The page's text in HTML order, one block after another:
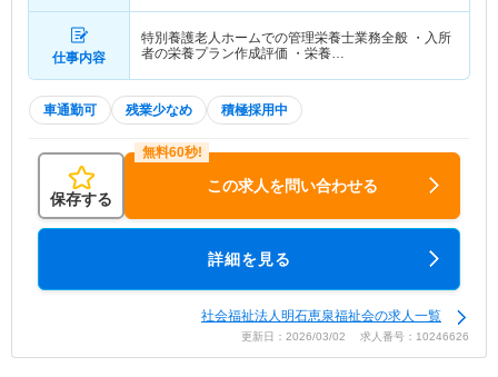
仕事内容
特別養護老人ホームでの管理栄養士業務全般 ・入所
者の栄養プラン作成評価 ・栄養…
車通勤可 残業少なめ 積極採用中
保存する
この求人を問い合わせる
詳細を見る
社会福祉法人明石恵泉福祉会の求人一覧
更新日：2026/03/02 求人番号：10246626